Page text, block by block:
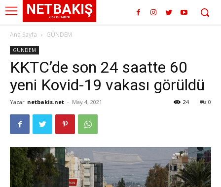
NETBAKIŞ
KIBRIS HABER
Ana Sayfa GÜNDEM
GÜNDEM
KKTC’de son 24 saatte 60
yeni Kovid-19 vakası görüldü
Yazar netbakis.net - May 4, 2021 0
24